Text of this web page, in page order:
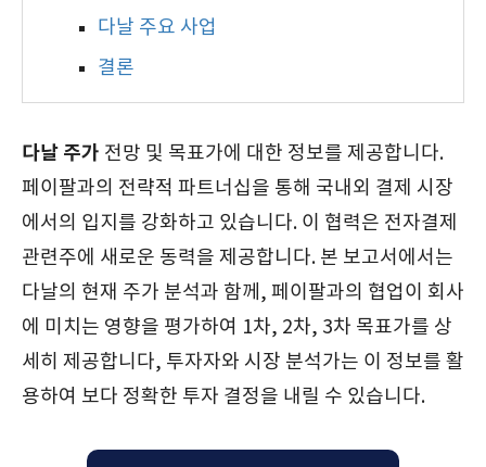
다날 주요 사업
결론
다날 주가 전망 및 목표가에 대한 정보를 제공합니다.
페이팔과의 전략적 파트너십을 통해 국내외 결제 시장
에서의 입지를 강화하고 있습니다. 이 협력은 전자결제
관련주에 새로운 동력을 제공합니다. 본 보고서에서는
다날의 현재 주가 분석과 함께, 페이팔과의 협업이 회사
에 미치는 영향을 평가하여 1차, 2차, 3차 목표가를 상
세히 제공합니다, 투자자와 시장 분석가는 이 정보를 활
용하여 보다 정확한 투자 결정을 내릴 수 있습니다.